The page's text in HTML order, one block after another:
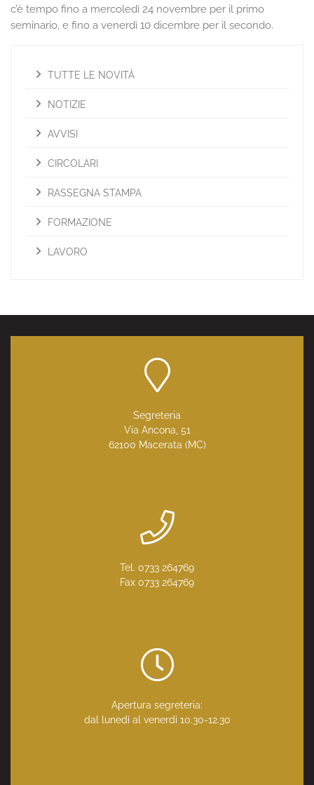
c’è tempo fino a mercoledì 24 novembre per il primo
seminario, e fino a venerdì 10 dicembre per il secondo.
TUTTE LE NOVITÀ
NOTIZIE
AVVISI
CIRCOLARI
RASSEGNA STAMPA
FORMAZIONE
LAVORO
Segreteria
Via Ancona, 51
62100 Macerata (MC)
Tel. 0733 264769
Fax 0733 264769
Apertura segreteria:
dal lunedì al venerdì 10.30-12.30